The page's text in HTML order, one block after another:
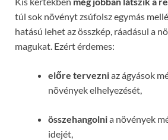
túl sok növényt zsúfolsz egymás
hatású lehet az összkép, ráadásul a
magukat. Ezért érdemes:
előre tervezniaz ágyások
növények elhelyezését,
összehangolnia növények
idejét,